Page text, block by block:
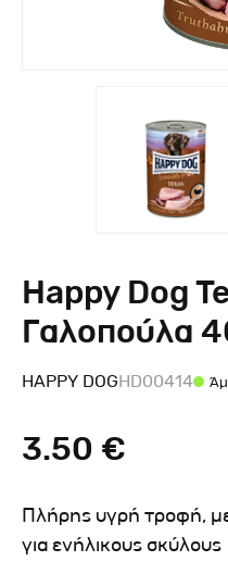
Happy Dog
Γαλοπούλα
HAPPY DOGHD00414
3.50 €
Πλήρης υγρή τροφή,
για ενήλικους σκύλους